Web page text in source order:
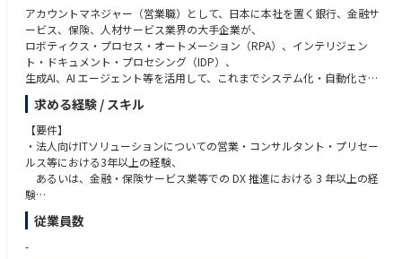
■仕事の魅力
・日本No.1を目指すヘルスケアプラットフォームの中核を担うことができ
る
日常の健康管理・医療機関接続・パートナーとの共創を包含する大規模な
ヘルスケアプラットフォーム全体を構築し、新たなユーザー体験を生み出
す、多くの企業が志向しながらも成し得なかったテーマに挑戦することが
できるポジションです。
・大規模な社会実装をリードできる
自治体、企業、医療機関、パートナーなどの顧客基盤を通じて、多くのユ
ーザーへサービスを届けられる可能性があります。また、国民的なヘルス
ケアアプリを目指しており、今後、政府や行政とも密接に関わっていく中
で、自身が率いるプロダクトが政策や地域行政に反映されることも考えら
れ、社会の健康・医療体験を変えるインパクトを持ちます。
アカウントマネジャー（営業職）として、日本に本社を置く銀行、金融サ
ービス、保険、人材サービス業界の大手企業が、
ロボティクス・プロセス・オートメーション（RPA）、インテリジェン
ト・ドキュメント・プロセシング（IDP）、
生成AI、AI エージェント等を活用して、これまでシステム化・自動化され
ていないタスクや業務プロセスを自動化することで、
業務プロセスを改革し、生産性やサービスの向上を実現することをご支援
いただきます。
お客さまにお役立ちする最良の計画を策定し、お客さまやパートナーさま
と信頼関係を築き、
弊社がお客さまにご提供する価値を最大化することに努めていただきま
求める経験 / スキル
【要件】
・法人向けITソリューションについての営業・コンサルタント・プリセー
ルス等における3年以上の経験、
あるいは、金融・保険サービス業等での DX 推進における 3 年以上の経
験
・金融・保険サービス業向けビジネスにおける 3 年以上の経験
・RPA や AI エージェント等のテクノロジーに対する理解
従業員数
-